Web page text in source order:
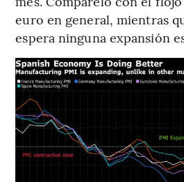
euro en general, mientras
espera ninguna expansión